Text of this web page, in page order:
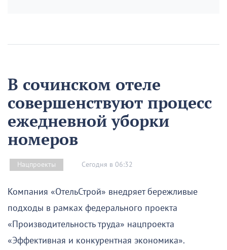
В сочинском отеле
совершенствуют процесс
ежедневной уборки
номеров
Нацпроекты Сегодня в 06:32
Компания «ОтельСтрой» внедряет бережливые
подходы в рамках федерального проекта
«Производительность труда» нацпроекта
«Эффективная и конкурентная экономика».